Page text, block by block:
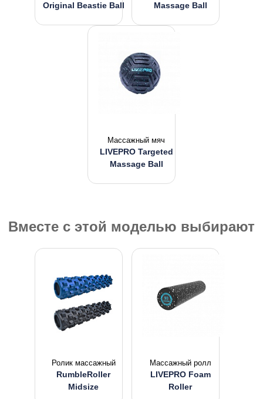
Original Beastie Ball
Massage Ball
Массажный мяч
LIVEPRO Targeted
Massage Ball
Вместе с этой моделью выбирают
Ролик массажный
RumbleRoller
Midsize
Массажный ролл
LIVEPRO Foam
Roller